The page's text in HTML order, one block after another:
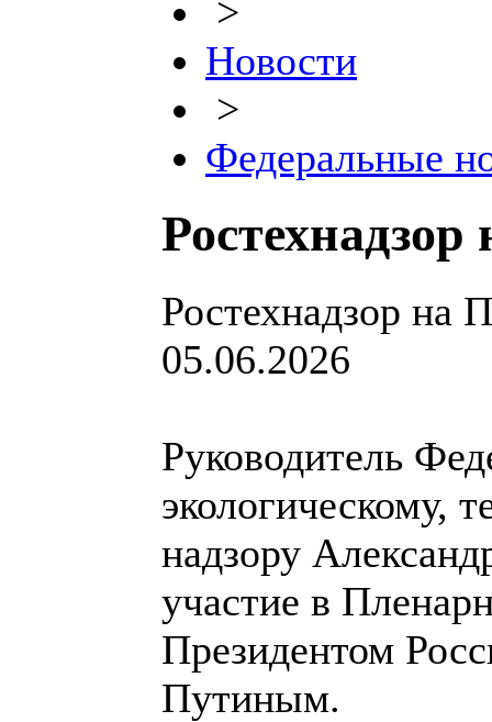
>
Новости
>
Федеральные
Ростехнадзор
05.06.2026
Руководитель
экологическому,
надзору
участие в
Президентом
Путиным.